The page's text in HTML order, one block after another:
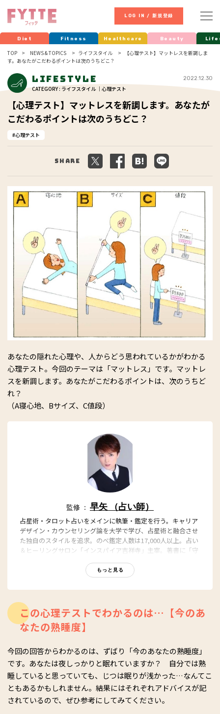
LOG IN / 新規登録
Diet Fitness Healthcare Beauty
TOP NEWS & TOPICS ライフスタイル
【心理テスト】マットレスを新調しま
す。あなたがこだわるポイントは次のうちどこ？
Lifestyle
CATEGORY : ライフスタイル ｜心理テスト
2022.12.30
【心理テスト】マットレスを新調します。あなたが
こだわるポイントは次のうちどこ？
心理テスト
Share
あなたの隠れた心理や、人からどう思われているかがわかる
心理テスト。今回のテーマは「マットレス」です。マットレ
スを新調します。あなたがこだわるポイントは、次のうちど
れ？
（A寝心地、Bサイズ、C値段）
監修 ： 早矢 （占い師）
占星術・タロット占いをメインに執筆・鑑定を行う。キャリア
デザイン・カウンセリング論を大学で学び、占星術と融合させ
た独自のスタイルを追求。のべ鑑定人数は17,000人以上。占い
＆ヒーリングサロン「インスパイア吉祥寺」主宰。著書に「守
ミュニケーションズ）。
早矢公式サイト
早矢のYoutube公式ページ
もっと見る
この心理テストでわかるのは…【今のあ
なたの熟睡度】
今回の回答からわかるのは、ずばり「今のあなたの熟睡度」
です。あなたは夜しっかりと眠れていますか？ 自分では熟
睡していると思っていても、じつは眠りが浅かった…なんてこ
ともあるかもしれません。結果にはそれぞれアドバイスが記
されているので、ぜひ参考にしてみてください。